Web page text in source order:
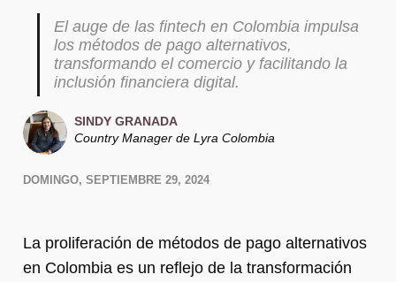
El auge de las fintech en Colombia impulsa
los métodos de pago alternativos,
transformando el comercio y facilitando la
inclusión financiera digital.
SINDY GRANADA
Country Manager de Lyra Colombia
DOMINGO, SEPTIEMBRE 29, 2024
La proliferación de métodos de pago alternativos
en Colombia es un reflejo de la transformación